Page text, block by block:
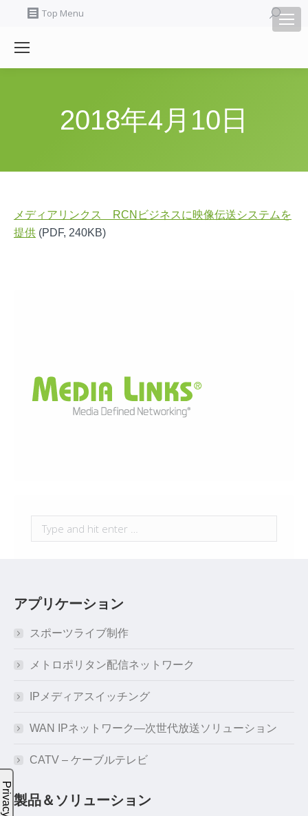
Top Menu Search:
2018年4月10日
メディアリンクス RCNビジネスに映像伝送システムを
提供 (PDF, 240KB)
Search:
アプリケーション
スポーツライブ制作
メトロポリタン配信ネットワーク
IPメディアスイッチング
WAN IPネットワーク―次世代放送ソリューション
CATV – ケーブルテレビ
製品＆ソリューション